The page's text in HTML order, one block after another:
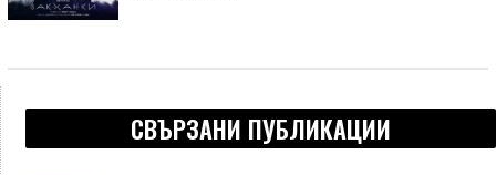
СВЪРЗАНИ ПУБЛИКАЦИИ